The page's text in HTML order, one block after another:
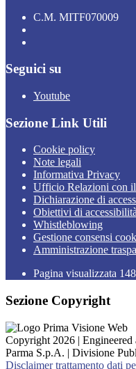
C.M. MITF070009
Seguici su
Youtube
Sezione Link Utili
Cookie policy
Note legali
Informativa Privacy
Ufficio Relazioni con
Dichiarazione di
Obiettivi di
Whistleblowing
Gestione consensi
Amministrazione
Pagina visualizzata
Sezione Copyright
Copyright 2026 |
Parma S.p.A. | Divisione
Disclaimer trattamento dati